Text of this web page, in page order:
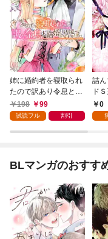
姉に婚約者を寝取られ
たので訳あり令息と結
婚して辺境へと向かい
ます ～苦労の先に待っ
溺愛と幸せでした～
198 99
試読フル 割引
詰
ド
し0
BLマンガのおすす